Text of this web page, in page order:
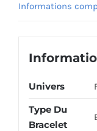
Informations
Univers
Type Du
Bracelet